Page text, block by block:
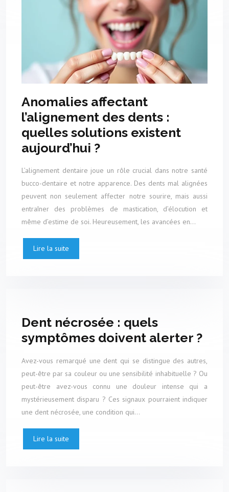
Anomalies affectant
l’alignement des dents :
quelles solutions existent
aujourd’hui ?
L’alignement dentaire joue un rôle crucial dans notre santé
bucco-dentaire et notre apparence. Des dents mal alignées
peuvent non seulement affecter notre sourire, mais aussi
entraîner des problèmes de mastication, d’élocution et
même d’estime de soi. Heureusement, les avancées en…
Lire la suite
Dent nécrosée : quels
symptômes doivent alerter ?
Avez-vous remarqué une dent qui se distingue des autres,
peut-être par sa couleur ou une sensibilité inhabituelle ? Ou
peut-être avez-vous connu une douleur intense qui a
mystérieusement disparu ? Ces signaux pourraient indiquer
une dent nécrosée, une condition qui…
Lire la suite